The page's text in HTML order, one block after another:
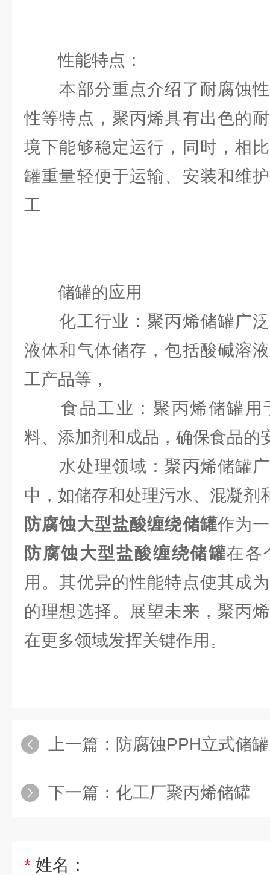
性能特点：
本部分重点介绍了耐腐蚀性
性等特点，聚丙烯具有出色的
境下能够稳定运行，同时，相
罐重量轻便于运输、安装和维
工
储罐的应用
化工行业：聚丙烯储罐广泛
液体和气体储存，包括酸碱溶
工产品等，
食品工业：聚丙烯储罐用
料、添加剂和成品，确保食品的
水处理领域：聚丙烯储罐广
中，如储存和处理污水、混凝剂
防腐蚀大型盐酸缠绕储罐作为
防腐蚀大型盐酸缠绕储罐在各
用。其优异的性能特点使其成
的理想选择。展望未来，聚丙
在更多领域发挥关键作用。
上一篇： 防腐蚀PPH立式储罐
下一篇： 化工厂聚丙烯储罐
* 姓名：